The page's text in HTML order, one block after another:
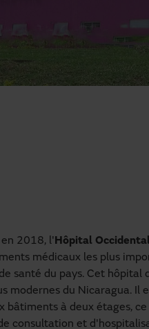
en 2018, l' Hôpital
médicaux les plus
santé du pays. Cet
modernes du Nicaragua.
bâtiments à deux étages,
consultation et